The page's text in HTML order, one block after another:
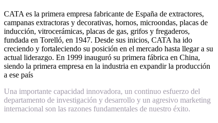
CATA es la primera empresa fabricante de España de extractores,
campanas extractoras y decorativas, hornos, microondas, placas de
inducción, vitrocerámicas, placas de gas, grifos y fregaderos,
fundada en Torelló, en 1947. Desde sus inicios, CATA ha ido
creciendo y fortaleciendo su posición en el mercado hasta llegar a su
actual liderazgo. En 1999 inauguró su primera fábrica en China,
siendo la primera empresa en la industria en expandir la producción
a ese país
Una importante capacidad innovadora, un continuo esfuerzo del
departamento de investigación y desarrollo y un agresivo marketing
internacional son las razones fundamentales de nuestro éxito.